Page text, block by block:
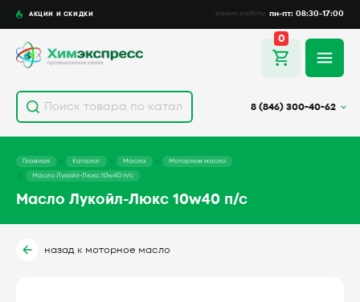
АКЦИИ И СКИДКИ режим работы пн-пт: 08:30-17:00
8 (846) 300-40-62
0
Главная Каталог Масла
Моторное масло
Масло Лукойл-Люкс 10w40 п/с
Масло Лукойл-Люкс 10w40 п/с
назад к моторное масло